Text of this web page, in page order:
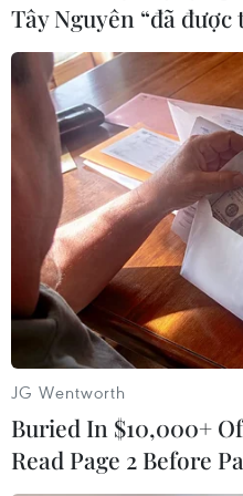
tích nước theo công
Tây Nguyên “đã
JG Wentworth
Buried In $10,000+
Read Page 2 Before